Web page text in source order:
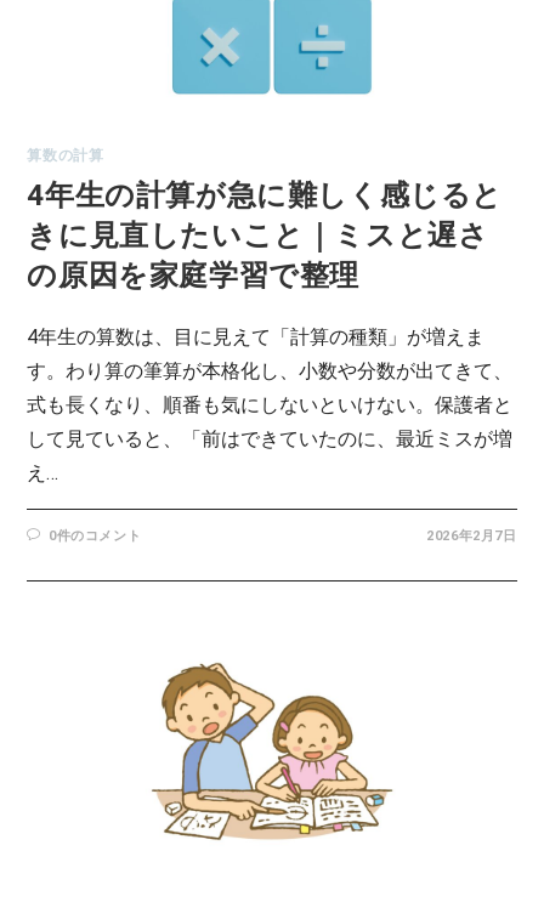
算数の計算
4年生の計算が急に難しく感じると
きに見直したいこと｜ミスと遅さ
の原因を家庭学習で整理
4年生の算数は、目に見えて「計算の種類」が増えま
す。わり算の筆算が本格化し、小数や分数が出てきて、
式も長くなり、順番も気にしないといけない。保護者と
して見ていると、「前はできていたのに、最近ミスが増
え…
0件のコメント 2026年2月7日